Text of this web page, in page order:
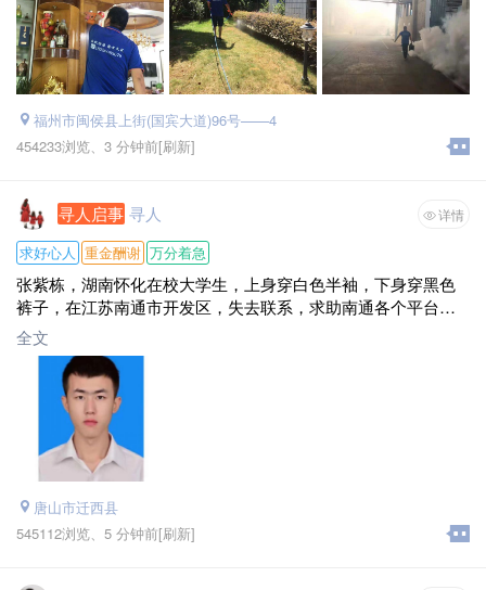
福州市闽侯县上街(国宾大道)96号——4
454233浏览、 3 分钟前[刷新]
寻人启事 寻人 详情
求好心人 重金酬谢 万分着急
张紫栋，湖南怀化在校大学生，上身穿白色半袖，下身穿黑色
裤子，在江苏南通市开发区，失去联系，求助南通各个平台的
帮助,感谢好心人士的帮忙转发，跪谢爱心人士的每次刷新，谢
谢，万分感谢，借南通微帮这个平台，我想对孩子说，宝贝不
管你遇到了什么，经历了什么，你要明白这个世界对于我们来
说只是一场梦而已，我们只是人间的过客，希望你早日看透，
早点回家，当你看到这条信息的时候，你就知道每天度日如年
的家人多焦急多担心你了，我们都在等你盼你早日回家呢，紫
栋，我们都很想你，每天每夜都在煎熬中数着秒针盼你早日归
来，你在他乡还好吗?这都2026年了,还没想好啥时候回家吗?紫
栋，快点回来吧啊，你爸妈还有你最亲最亲的兄弟姐妹家人们
都特别特别特别想你了，快点回来吧，我们等你盼你早日回
全文
唐山市迁西县
545112浏览、 5 分钟前[刷新]